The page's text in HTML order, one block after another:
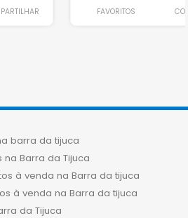
FAVORITOS
barra da tijuca
Barra da Tijuca
à venda na Barra da tijuca
à venda na Barra da tijuca
da Tijuca